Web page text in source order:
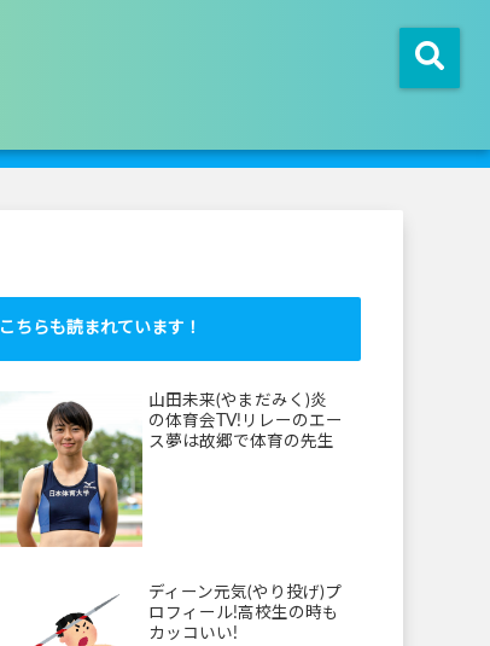
こちらも読まれています！
山田未来(やまだみく)炎
の体育会TV!リレーのエー
ス夢は故郷で体育の先生
ディーン元気(やり投げ)プ
ロフィール!高校生の時も
カッコいい!